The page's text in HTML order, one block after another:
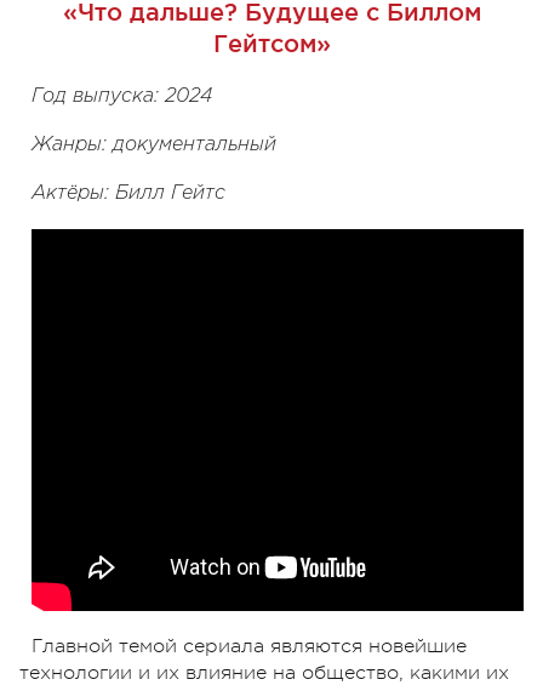
«Что дальше? Будущее с Биллом
Гейтсом»
Год выпуска: 2024
Жанры: документальный
Актёры: Билл Гейтс
Главной темой сериала являются новейшие
технологии и их влияние на общество, какими их